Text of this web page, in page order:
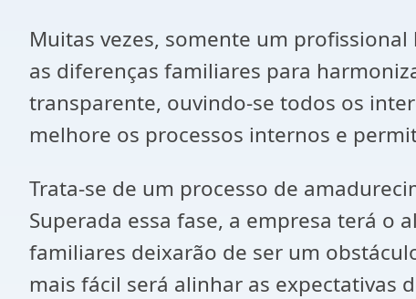
Muitas vezes, somente um
as diferenças familiares para
transparente, ouvindo-se todos os
melhore os processos internos e
Trata-se de um processo de
Superada essa fase, a empresa terá o
familiares deixarão de ser um
mais fácil será alinhar as expectativas